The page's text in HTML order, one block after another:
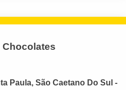
Chocolates
Paula, São Caetano Do Sul -